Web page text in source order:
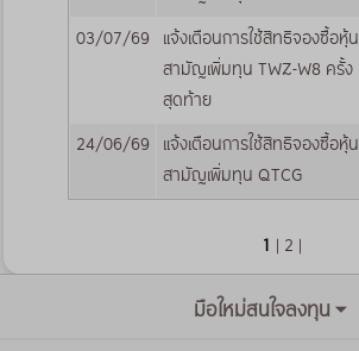
03/07/69 แจ้งเตือนการใช้สิทธิจองซื้อหุ้น
สามัญเพิ่มทุน TWZ-W8 ครั้ง
สุดท้าย
24/06/69 แจ้งเตือนการใช้สิทธิจองซื้อหุ้น
สามัญเพิ่มทุน QTCG
1 | 2 |
มือใหม่สนใจลงทุน